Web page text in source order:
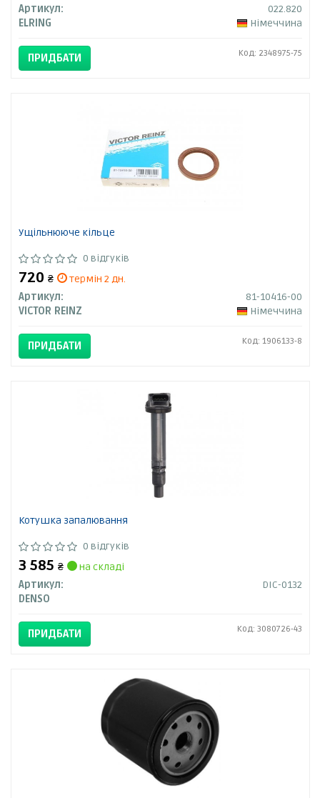
Артикул:
022.820
ELRING
Німеччина
ПРИДБАТИ Код: 2348975-75
Ущільнююче кільце
0 відгуків
720 ₴
термін 2 дн.
Артикул:
81-10416-00
VICTOR REINZ
Німеччина
ПРИДБАТИ Код: 1906133-8
Котушка запалювання
0 відгуків
3 585 ₴
на складі
Артикул:
DIC-0132
DENSO
ПРИДБАТИ Код: 3080726-43